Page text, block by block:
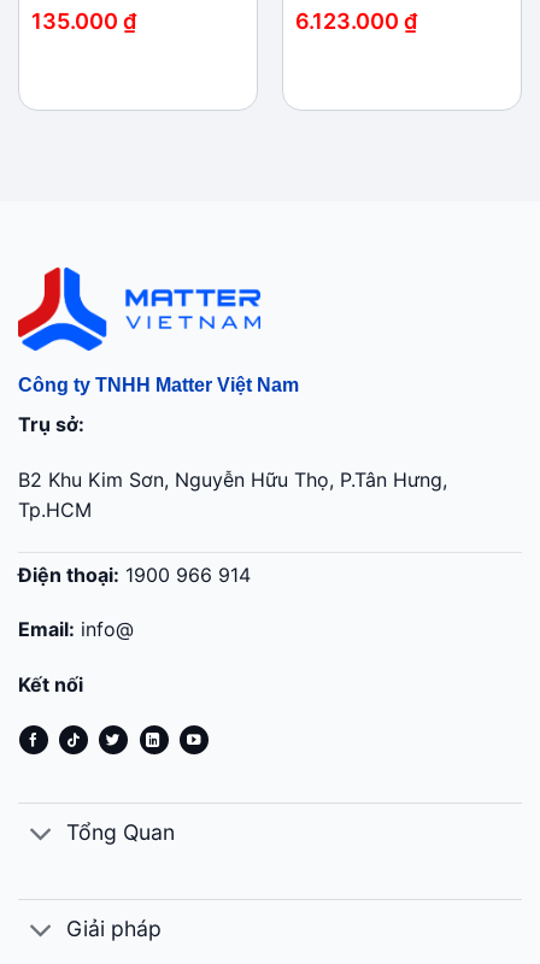
135.000 ₫ 6.123.000 ₫
Công ty TNHH Matter Việt Nam
Trụ sở:
B2 Khu Kim Sơn, Nguyễn Hữu Thọ, P.Tân Hưng,
Tp.HCM
Điện thoại: 1900 966 914
Email: info@
Kết nối
Tổng Quan
Giải pháp